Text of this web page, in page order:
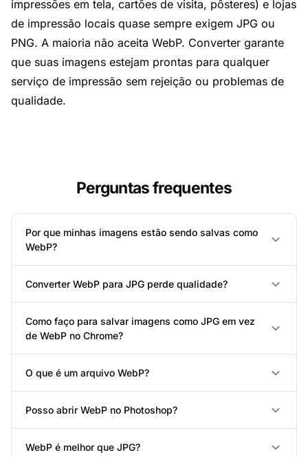
impressões em tela, cartões de visita, pôsteres) e lojas
de impressão locais quase sempre exigem JPG ou
PNG. A maioria não aceita WebP. Converter garante
que suas imagens estejam prontas para qualquer
serviço de impressão sem rejeição ou problemas de
qualidade.
Perguntas frequentes
Por que minhas imagens estão sendo salvas como
WebP?
Converter WebP para JPG perde qualidade?
Como faço para salvar imagens como JPG em vez
de WebP no Chrome?
O que é um arquivo WebP?
Posso abrir WebP no Photoshop?
WebP é melhor que JPG?